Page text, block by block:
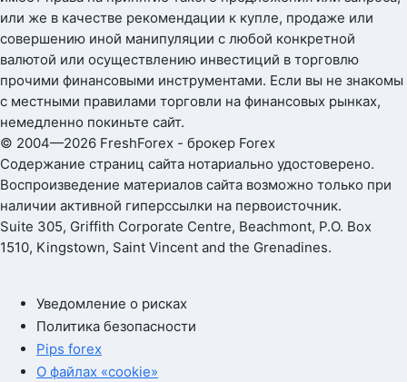
или же в качестве рекомендации к купле, продаже или
совершению иной манипуляции с любой конкретной
валютой или осуществлению инвестиций в торговлю
прочими финансовыми инструментами. Если вы не знакомы
с местными правилами торговли на финансовых рынках,
немедленно покиньте сайт.
© 2004—2026 FreshForex - брокер Forex
Содержание страниц сайта нотариально удостоверено.
Воспроизведение материалов сайта возможно только при
наличии активной гиперссылки на первоисточник.
Suite 305, Griffith Corporate Centre, Beachmont, P.O. Box
1510, Kingstown, Saint Vincent and the Grenadines.
Уведомление о рисках
Политика безопасности
Pips forex
О файлах «cookie»